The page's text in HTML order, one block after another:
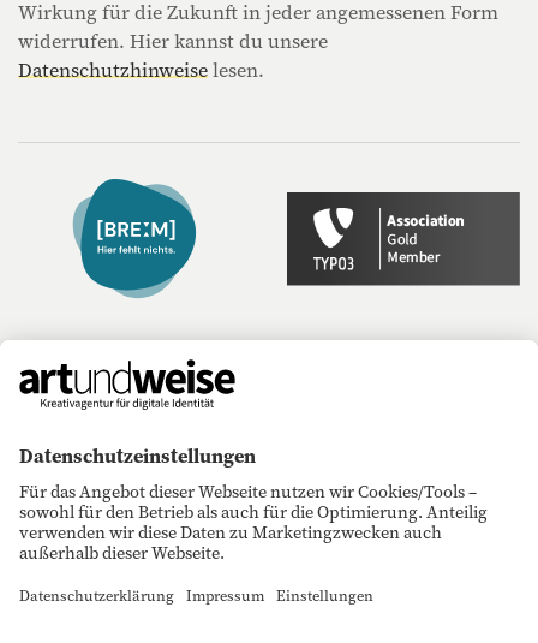
Wirkung für die Zukunft in jeder angemessenen Form
widerrufen. Hier kannst du unsere
Datenschutzhinweiselesen.